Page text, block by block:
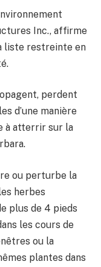
Inc., affirme
liste restreinte en
perdent
d’une manière
à atterrir sur la
ou perturbe la
herbes
plus de 4 pieds
les cours de
ou la
plantes dans